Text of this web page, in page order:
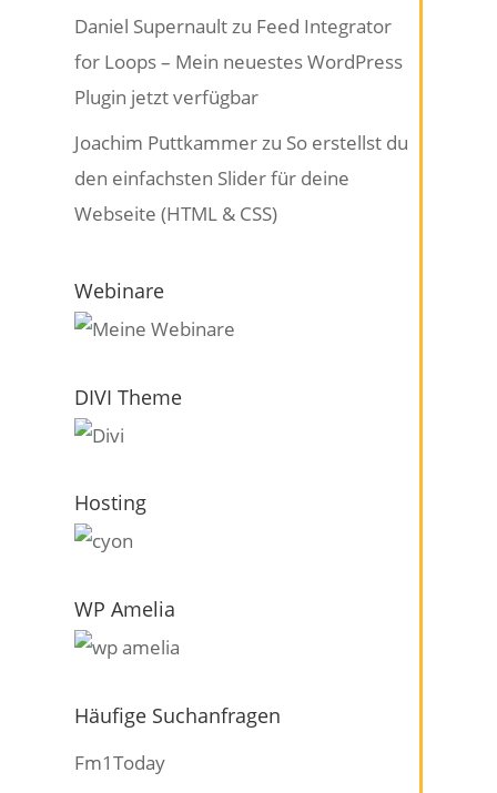
Daniel Supernaultzu Feed Integrator
for Loops – Mein neuestes WordPress
Plugin jetzt verfügbar
Joachim Puttkammerzu So erstellst du
den einfachsten Slider für deine
Webseite (HTML & CSS)
Webinare
DIVI Theme
Hosting
WP Amelia
Häufige Suchanfragen
Fm1Today